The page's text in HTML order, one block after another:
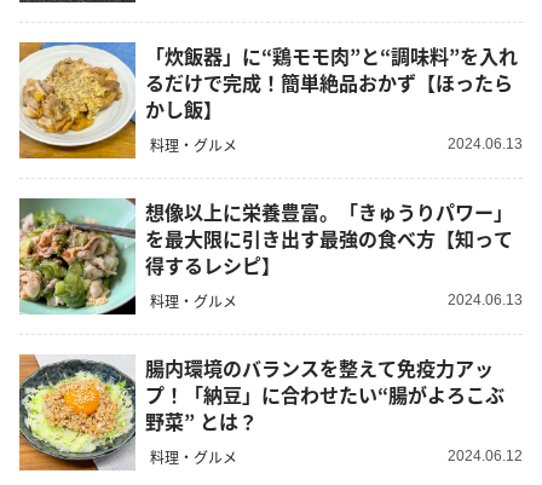
「炊飯器」に“鶏モモ肉”と“調味料”を入れ
るだけで完成！簡単絶品おかず【ほったら
かし飯】
料理・グルメ 2024.06.13
想像以上に栄養豊富。「きゅうりパワー」
を最大限に引き出す最強の食べ方【知って
得するレシピ】
料理・グルメ 2024.06.13
腸内環境のバランスを整えて免疫力アッ
プ！「納豆」に合わせたい“腸がよろこぶ
野菜” とは？
料理・グルメ 2024.06.12